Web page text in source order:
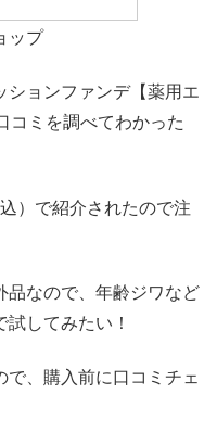
ップ
ションファンデ【薬用エ
コミを調べてわかった
）で紹介されたので注
品なので、年齢ジワなど
してみたい！
、購入前に口コミチェ